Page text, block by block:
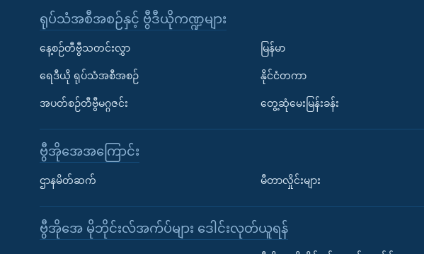
Learning English
ရုပ်သံအစီအစဉ်နှင့် ဗွီဒီယိုကဏ္ဍများ
နေ့စဉ်တီဗွီသတင်းလွှာ
ရေဒီယို ရုပ်သံအစီအစဉ်
အပတ်စဉ်တီဗွီမဂ္ဂဇင်း
မြန်မာ
နိုင်ငံတကာ
တွေ့ဆုံမေးမြန်းခန်း
ဗွီအိုအေအကြောင်း
ဌာနမိတ်ဆက် မီတာလှိုင်းများ
ဗွီအိုအေ မိုဘိုင်းလ်အက်ပ်များ ဒေါင်းလုတ်ယူရန်